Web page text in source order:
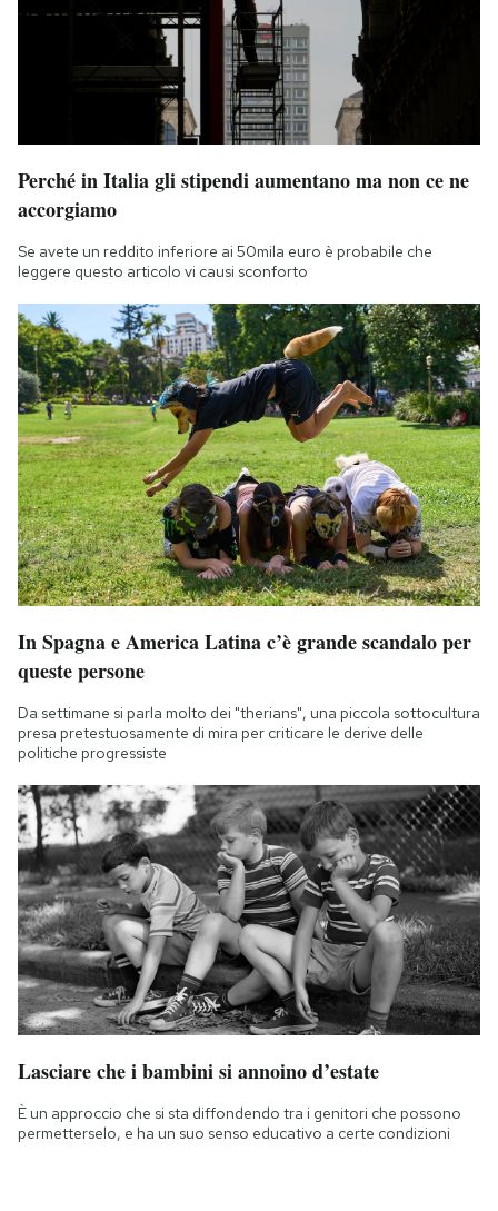
Perché in Italia gli stipendi aumentano ma non ce ne
accorgiamo
Se avete un reddito inferiore ai 50mila euro è probabile che
leggere questo articolo vi causi sconforto
In Spagna e America Latina c’è grande scandalo per
queste persone
Da settimane si parla molto dei "therians", una piccola sottocultura
presa pretestuosamente di mira per criticare le derive delle
politiche progressiste
Lasciare che i bambini si annoino d’estate
È un approccio che si sta diffondendo tra i genitori che possono
permetterselo, e ha un suo senso educativo a certe condizioni